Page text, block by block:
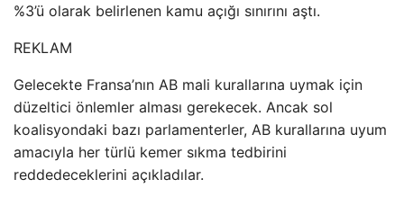
%3’ü olarak belirlenen kamu açığı sınırını aştı.
REKLAM
Gelecekte Fransa’nın AB mali kurallarına uymak için
düzeltici önlemler alması gerekecek. Ancak sol
koalisyondaki bazı parlamenterler, AB kurallarına uyum
amacıyla her türlü kemer sıkma tedbirini
reddedeceklerini açıkladılar.